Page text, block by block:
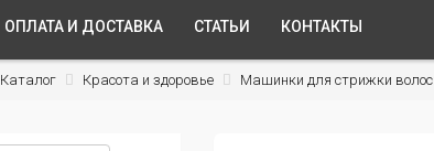
ОПЛАТА И ДОСТАВКА СТАТЬИ КОНТАКТЫ
Каталог Красота и здоровье Машинки для стрижки волос